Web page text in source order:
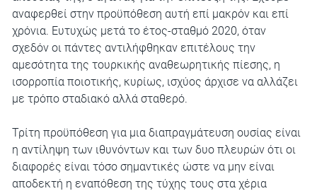
αναφερθεί στην προϋπόθεση αυτή επί μακρόν και επί
χρόνια. Ευτυχώς μετά το έτος-σταθμό 2020, όταν
σχεδόν οι πάντες αντιλήφθηκαν επιτέλους την
αμεσότητα της τουρκικής αναθεωρητικής πίεσης, η
ισορροπία ποιοτικής, κυρίως, ισχύος άρχισε να αλλάζει
με τρόπο σταδιακό αλλά σταθερό.
Τρίτη προϋπόθεση για μια διαπραγμάτευση ουσίας είναι
η αντίληψη των ιθυνόντων και των δυο πλευρών ότι οι
διαφορές είναι τόσο σημαντικές ώστε να μην είναι
αποδεκτή η εναπόθεση της τύχης τους στα χέρια